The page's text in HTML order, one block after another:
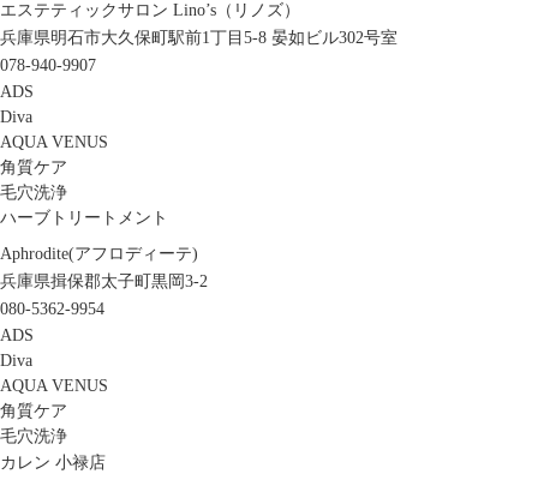
エステティックサロン Lino’s（リノズ）
兵庫県明石市大久保町駅前1丁目5-8 晏如ビル302号室
078-940-9907
ADS
Diva
AQUA VENUS
角質ケア
毛穴洗浄
ハーブトリートメント
Aphrodite(アフロディーテ)
兵庫県揖保郡太子町黒岡3-2
080-5362-9954
ADS
Diva
AQUA VENUS
角質ケア
毛穴洗浄
カレン 小禄店